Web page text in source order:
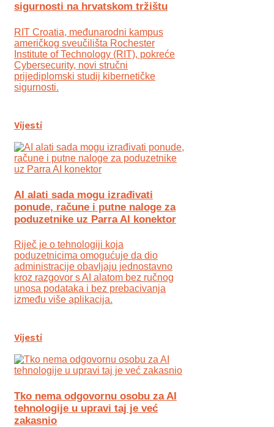
sigurnosti na hrvatskom tržištu
RIT Croatia, međunarodni kampus
američkog sveučilišta Rochester
Institute of Technology (RIT), pokreće
Cybersecurity, novi stručni
prijediplomski studij kibernetičke
sigurnosti.
Vijesti
AI alati sada mogu izrađivati
ponude, račune i putne naloge za
poduzetnike uz Parra AI konektor
Riječ je o tehnologiji koja
poduzetnicima omogućuje da dio
administracije obavljaju jednostavno
kroz razgovor s AI alatom bez ručnog
unosa podataka i bez prebacivanja
između više aplikacija.
Vijesti
Tko nema odgovornu osobu za AI
tehnologije u upravi taj je već
zakasnio